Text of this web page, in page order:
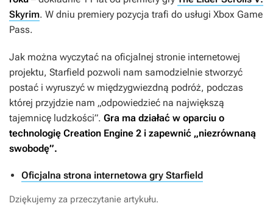
Skyrim. W dniu premiery pozycja trafi do usługi Xbox Game
Pass.
Jak można wyczytać na oficjalnej stronie internetowej
projektu, Starfield pozwoli nam samodzielnie stworzyć
postać i wyruszyć w międzygwiezdną podróż, podczas
której przyjdzie nam „odpowiedzieć na największą
tajemnicę ludzkości”. Gra ma działać w oparciu o
technologię Creation Engine 2 i zapewnić „niezrównaną
swobodę”.
Oficjalna strona internetowa gry Starfield
Dziękujemy za przeczytanie artykułu.